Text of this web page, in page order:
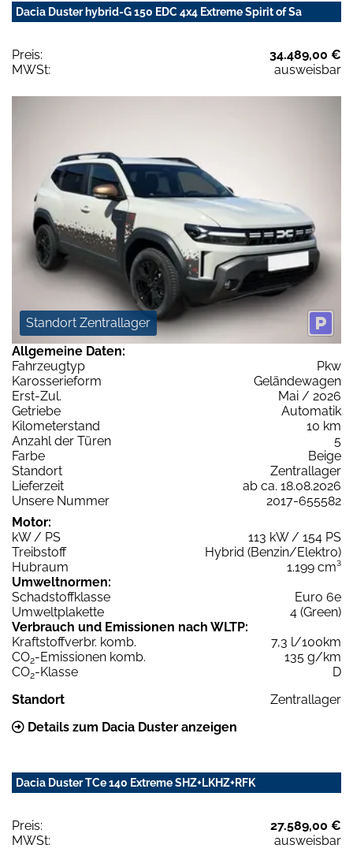
Dacia Duster hybrid-G 150 EDC 4x4 Extreme Spirit of Sa
Preis:
34.489,00 €
MWSt:
ausweisbar
Standort Zentrallager
Allgemeine Daten:
Fahrzeugtyp
Pkw
Karosserieform
Geländewagen
Erst-Zul.
Mai / 2026
Getriebe
Automatik
Kilometerstand
10 km
Anzahl der Türen
5
Farbe
Beige
Standort
Zentrallager
Lieferzeit
ab ca. 18.08.2026
Unsere Nummer
2017-655582
Motor:
kW / PS
113 kW / 154 PS
Treibstoff
Hybrid (Benzin/Elektro)
Hubraum
1.199 cm³
Umweltnormen:
Schadstoffklasse
Euro 6e
Umweltplakette
4 (Green)
Verbrauch und Emissionen nach WLTP:
Kraftstoffverbr. komb.
7,3 l/100km
CO2-Emissionen komb.
135 g/km
CO2-Klasse
D
Standort
Zentrallager
Details zum Dacia Duster anzeigen
Dacia Duster TCe 140 Extreme SHZ+LKHZ+RFK
Preis:
27.589,00 €
MWSt:
ausweisbar